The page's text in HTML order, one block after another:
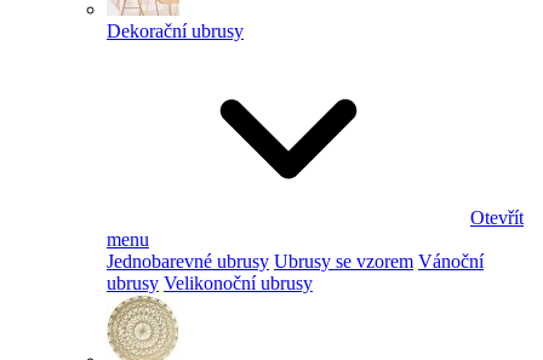
Dekorační ubrusy
Otevřít
menu
Jednobarevné ubrusy Ubrusy se vzorem Vánoční
ubrusy Velikonoční ubrusy